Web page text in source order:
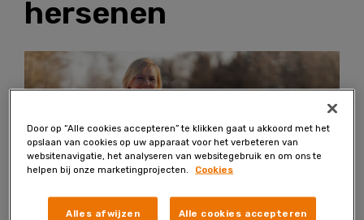
hersenen
Door op “Alle cookies accepteren” te klikken gaat u akkoord met het
opslaan van cookies op uw apparaat voor het verbeteren van
websitenavigatie, het analyseren van websitegebruik en om ons te
helpen bij onze marketingprojecten.
Cookies
Alles afwijzen Alle cookies accepteren